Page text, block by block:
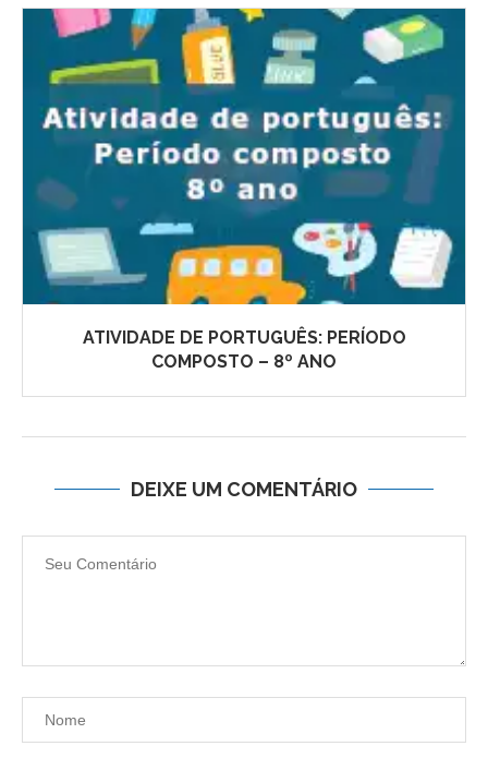
ATIVIDADE DE PORTUGUÊS: PERÍODO
COMPOSTO – 8º ANO
DEIXE UM COMENTÁRIO